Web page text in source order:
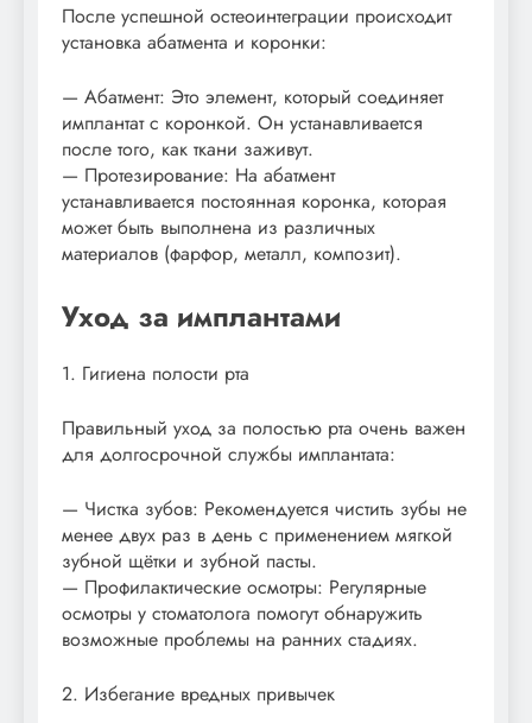
После успешной остеоинтеграции происходит
установка абатмента и коронки:
— Абатмент: Это элемент, который соединяет
имплантат с коронкой. Он устанавливается
после того, как ткани заживут.
— Протезирование: На абатмент
устанавливается постоянная коронка, которая
может быть выполнена из различных
материалов (фарфор, металл, композит).
Уход за имплантами
1. Гигиена полости рта
Правильный уход за полостью рта очень важен
для долгосрочной службы имплантата:
— Чистка зубов: Рекомендуется чистить зубы не
менее двух раз в день с применением мягкой
зубной щётки и зубной пасты.
— Профилактические осмотры: Регулярные
осмотры у стоматолога помогут обнаружить
возможные проблемы на ранних стадиях.
2. Избегание вредных привычек